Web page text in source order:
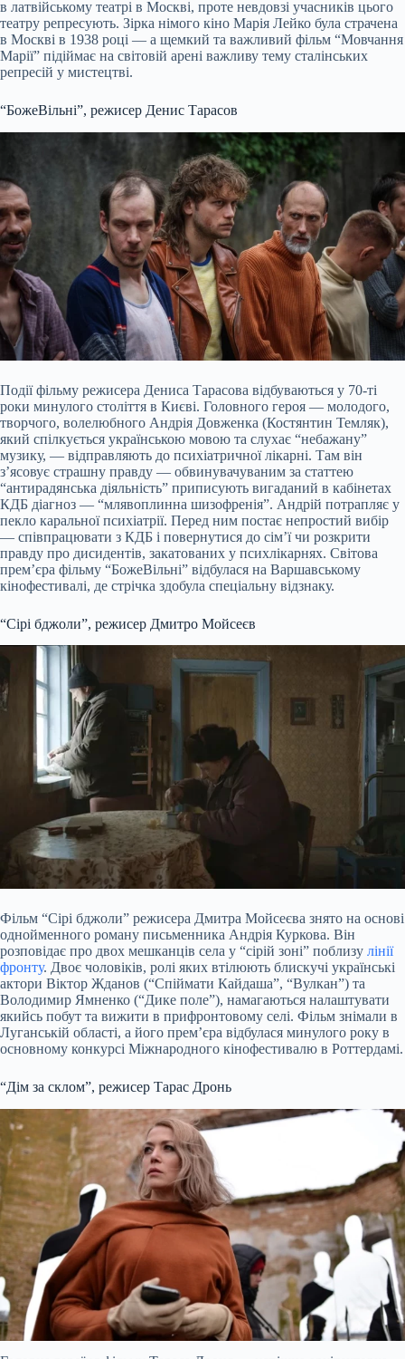
в латвійському театрі в Москві, проте невдовзі учасників цього
театру репресують. Зірка німого кіно Марія Лейко була страчена
в Москві в 1938 році — а щемкий та важливий фільм “Мовчання
Марії” підіймає на світовій арені важливу тему сталінських
репресій у мистецтві.
“БожеВільні”, режисер Денис Тарасов
Події фільму режисера Дениса Тарасова відбуваються у 70-ті
роки минулого століття в Києві. Головного героя — молодого,
творчого, волелюбного Андрія Довженка (Костянтин Темляк),
який спілкується українською мовою та слухає “небажану”
музику, — відправляють до психіатричної лікарні. Там він
з’ясовує страшну правду — обвинувачуваним за статтею
“антирадянська діяльність” приписують вигаданий в кабінетах
КДБ діагноз — “млявоплинна шизофренія”. Андрій потрапляє у
пекло каральної психіатрії. Перед ним постає непростий вибір
— співпрацювати з КДБ і повернутися до сім’ї чи розкрити
правду про дисидентів, закатованих у психлікарнях. Світова
премʼєра фільму “БожеВільні” відбулася на Варшавському
кінофестивалі, де стрічка здобула спеціальну відзнаку.
“Сірі бджоли”, режисер Дмитро Мойсеєв
Фільм “Сірі бджоли” режисера Дмитра Мойсеєва знято на основі
однойменного роману письменника Андрія Куркова. Він
розповідає про двох мешканців села у “сірій зоні” поблизу лінії
фронту. Двоє чоловіків, ролі яких втілюють блискучі українські
актори Віктор Жданов (“Спіймати Кайдаша”, “Вулкан”) та
Володимир Ямненко (“Дике поле”), намагаються налаштувати
якийсь побут та вижити в прифронтовому селі. Фільм знімали в
Луганській області, а його прем’єра відбулася минулого року в
основному конкурсі Міжнародного кінофестивалю в Роттердамі.
“Дім за склом”, режисер Тарас Дронь